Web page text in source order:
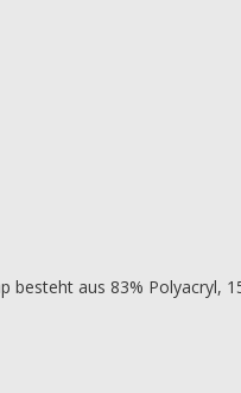
aus 83% Polyacryl,